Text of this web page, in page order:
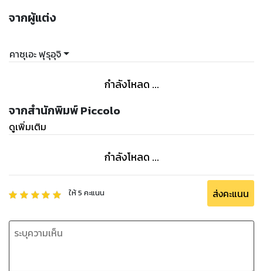
ของลูกค้าผ่อนคลาย กลับมาสดชื่นเหมือนเป็นคนใหม่อีกครั้ง
.
หากพบเจอเรื่องราวหนักอกหนักใจมา ขอเชิญแวะพักลิ้มรสอาหาร
และดื่มด่ำเรื่องราวแสนพิเศษจากร้าน “มากันมาลัม” ปิดท้ายวันที่
จากผู้แต่ง
คาซุเอะ ฟุรุอุจิ
กำลังโหลด ...
จากสำนักพิมพ์ Piccolo
ดูเพิ่มเติม
กำลังโหลด ...
ให้5 คะแนน ส่งคะแนน